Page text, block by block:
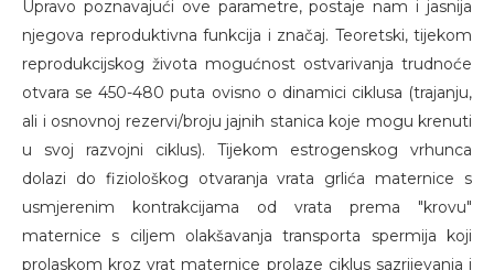
Upravo poznavajući ove parametre, postaje nam i jasnija
njegova reproduktivna funkcija i značaj. Teoretski, tijekom
reprodukcijskog života mogućnost ostvarivanja trudnoće
otvara se 450-480 puta ovisno o dinamici ciklusa (trajanju,
ali i osnovnoj rezervi/broju jajnih stanica koje mogu krenuti
u svoj razvojni ciklus). Tijekom estrogenskog vrhunca
dolazi do fiziološkog otvaranja vrata grlića maternice s
usmjerenim kontrakcijama od vrata prema "krovu"
maternice s ciljem olakšavanja transporta spermija koji
prolaskom kroz vrat maternice prolaze ciklus sazrijevanja i